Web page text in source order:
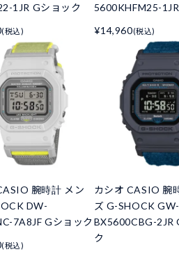
1JR Gショック
(税込)
5600KHFM25-
¥14,960(税込)
腕時計 メン
DW-
7A8JF Gショック
(税込)
カシオ CASIO 腕
ズ G-SHOCK GW-
BX5600CBG-2JR
ク